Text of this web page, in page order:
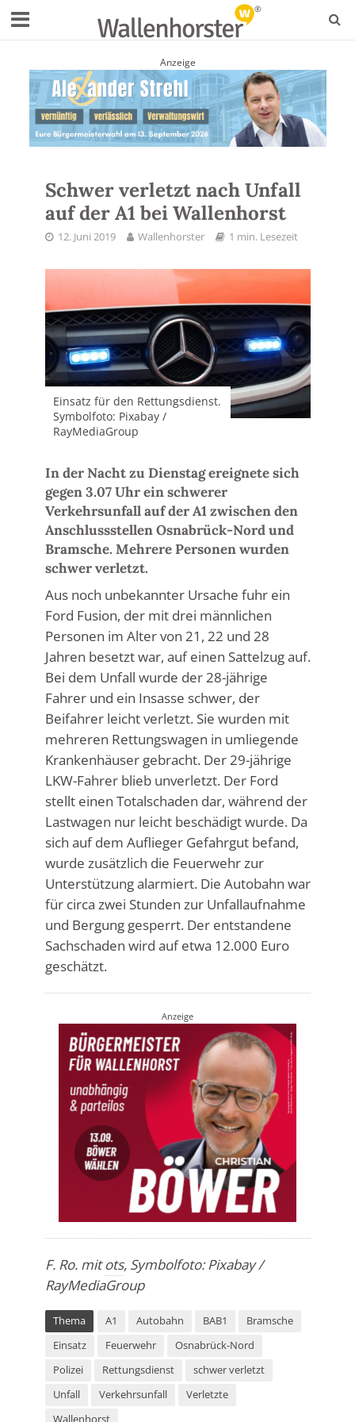
Anzeige
Schwer verletzt nach Unfall
auf der A1 bei Wallenhorst
12. Juni 2019 Wallenhorster 1 min. Lesezeit
Einsatz für den Rettungsdienst.
Symbolfoto: Pixabay /
RayMediaGroup
In der Nacht zu Dienstag ereignete sich
gegen 3.07 Uhr ein schwerer
Verkehrsunfall auf der A1 zwischen den
Anschlussstellen Osnabrück-Nord und
Bramsche. Mehrere Personen wurden
schwer verletzt.
Aus noch unbekannter Ursache fuhr ein
Ford Fusion, der mit drei männlichen
Personen im Alter von 21, 22 und 28
Jahren besetzt war, auf einen Sattelzug auf.
Bei dem Unfall wurde der 28-jährige
Fahrer und ein Insasse schwer, der
Beifahrer leicht verletzt. Sie wurden mit
mehreren Rettungswagen in umliegende
Krankenhäuser gebracht. Der 29-jährige
LKW-Fahrer blieb unverletzt. Der Ford
stellt einen Totalschaden dar, während der
Lastwagen nur leicht beschädigt wurde. Da
sich auf dem Auflieger Gefahrgut befand,
wurde zusätzlich die Feuerwehr zur
Unterstützung alarmiert. Die Autobahn war
für circa zwei Stunden zur Unfallaufnahme
und Bergung gesperrt. Der entstandene
Sachschaden wird auf etwa 12.000 Euro
geschätzt.
Anzeige
F. Ro. mitots, Symbolfoto: Pixabay /
RayMediaGroup
Thema A1 Autobahn BAB1
Bramsche
Einsatz
Feuerwehr
Osnabrück-Nord
Polizei
Rettungsdienst
schwer verletzt
Unfall
Verkehrsunfall
Verletzte
Wallenhorst